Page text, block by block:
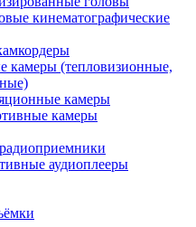
кинематографические
камеры (тепловизионные,
камеры
камеры
аудиоплееры